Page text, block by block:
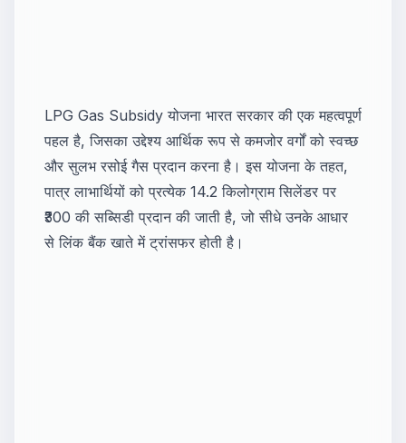
LPG Gas Subsidy योजना भारत सरकार की एक महत्वपूर्ण
पहल है, जिसका उद्देश्य आर्थिक रूप से कमजोर वर्गों को स्वच्छ
और सुलभ रसोई गैस प्रदान करना है। इस योजना के तहत,
पात्र लाभार्थियों को प्रत्येक 14.2 किलोग्राम सिलेंडर पर
₹300 की सब्सिडी प्रदान की जाती है, जो सीधे उनके आधार
से लिंक बैंक खाते में ट्रांसफर होती है।